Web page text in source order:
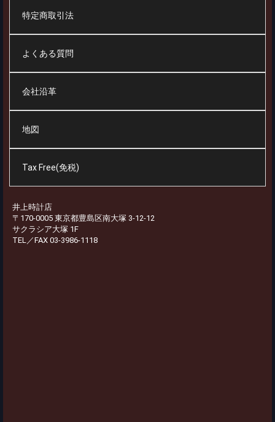
特定商取引法
よくある質問
会社沿革
地図
Tax Free(免税)
井上時計店
〒170-0005 東京都豊島区南大塚 3-12-12
サクラシア大塚 1F
TEL／FAX 03-3986-1118